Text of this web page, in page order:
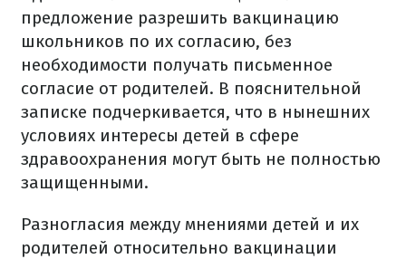
предложение разрешить вакцинацию
школьников по их согласию, без
необходимости получать письменное
согласие от родителей. В пояснительной
записке подчеркивается, что в нынешних
условиях интересы детей в сфере
здравоохранения могут быть не полностью
защищенными.
Разногласия между мнениями детей и их
родителей относительно вакцинации